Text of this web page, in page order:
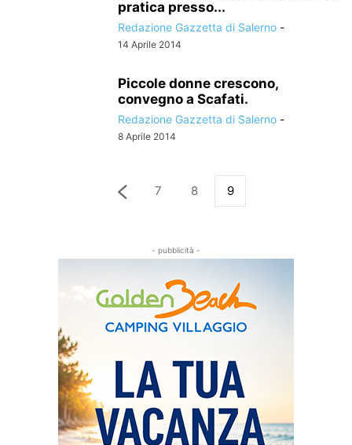
pratica presso...
Redazione Gazzetta di Salerno -
14 Aprile 2014
Piccole donne crescono,
convegno a Scafati.
Redazione Gazzetta di Salerno -
8 Aprile 2014
7 8 9
- pubblicità -